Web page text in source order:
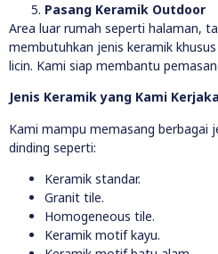
Pasang Keramik Outdoor
Area luar rumah seperti halaman,
membutuhkan jenis keramik
licin. Kami siap membantu
Jenis Keramik yang Kami
Kami mampu memasang berbagai
dinding seperti:
Keramik standar.
Granit tile.
Homogeneous tile.
Keramik motif kayu.